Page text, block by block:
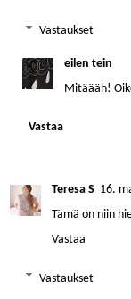
Vastaukset
eilen tein
Mitäääh!
Vastaa
Teresa S 16.
Tämä on niin
Vastaa
Vastaukset